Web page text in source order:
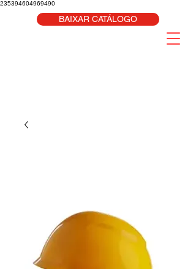
235394604969490
BAIXAR CATÁLOGO